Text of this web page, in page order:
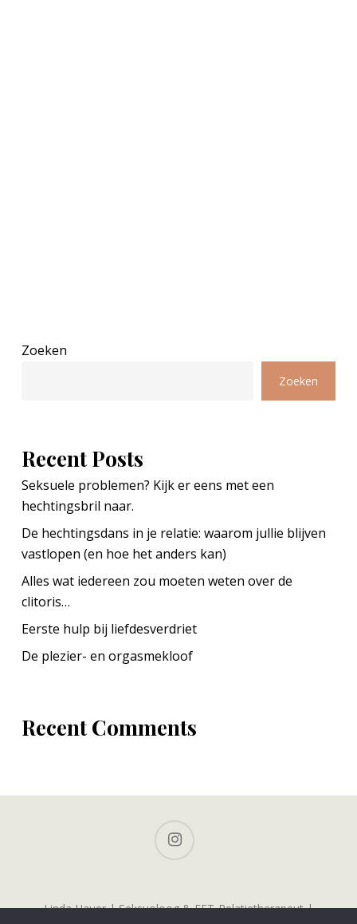
Zoeken
Zoeken
Recent Posts
Seksuele problemen? Kijk er eens met een
hechtingsbril naar.
De hechtingsdans in je relatie: waarom jullie blijven
vastlopen (en hoe het anders kan)
Alles wat iedereen zou moeten weten over de
clitoris…
Eerste hulp bij liefdesverdriet
De plezier- en orgasmekloof
Recent Comments
Linda Hauer | Seksuoloog & EFT-Relatietherapeut |